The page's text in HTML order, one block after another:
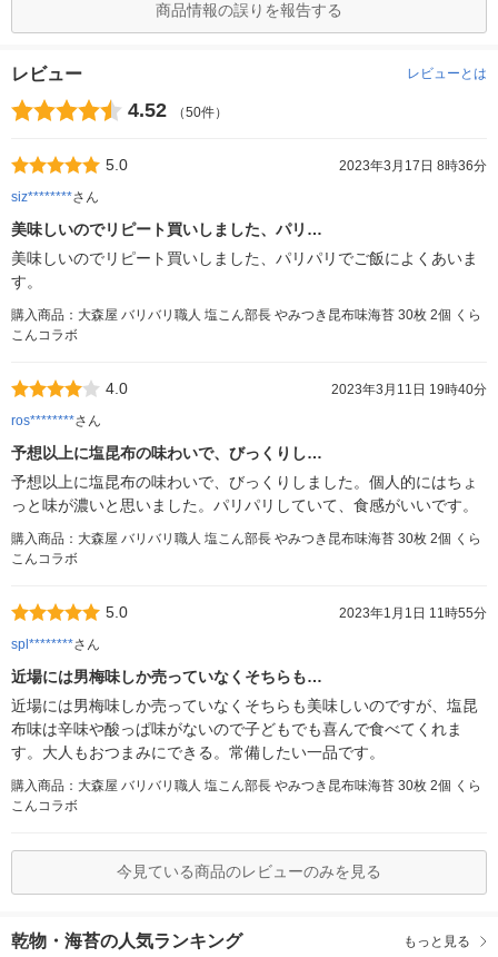
商品情報の誤りを報告する
レビュー レビューとは
4.52 （50件）
5.0
2023年3月17日 8時36分
siz********さん
美味しいのでリピート買いしました、パリ…
美味しいのでリピート買いしました、パリパリでご飯によくあいま
す。
購入商品：大森屋 バリバリ職人 塩こん部長 やみつき昆布味海苔 30枚 2個 くら
こんコラボ
4.0
2023年3月11日 19時40分
ros********さん
予想以上に塩昆布の味わいで、びっくりし…
予想以上に塩昆布の味わいで、びっくりしました。個人的にはちょ
っと味が濃いと思いました。パリパリしていて、食感がいいです。
購入商品：大森屋 バリバリ職人 塩こん部長 やみつき昆布味海苔 30枚 2個 くら
こんコラボ
5.0
2023年1月1日 11時55分
spl********さん
近場には男梅味しか売っていなくそちらも…
近場には男梅味しか売っていなくそちらも美味しいのですが、塩昆
布味は辛味や酸っぱ味がないので子どもでも喜んで食べてくれま
す。大人もおつまみにできる。常備したい一品です。
購入商品：大森屋 バリバリ職人 塩こん部長 やみつき昆布味海苔 30枚 2個 くら
こんコラボ
今見ている商品のレビューのみを見る
乾物・海苔の人気ランキング もっと見る